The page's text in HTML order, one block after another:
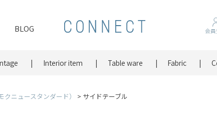
BLOG 会
Interior item Table ware Fabric
ニュースタンダード） サイドテーブル